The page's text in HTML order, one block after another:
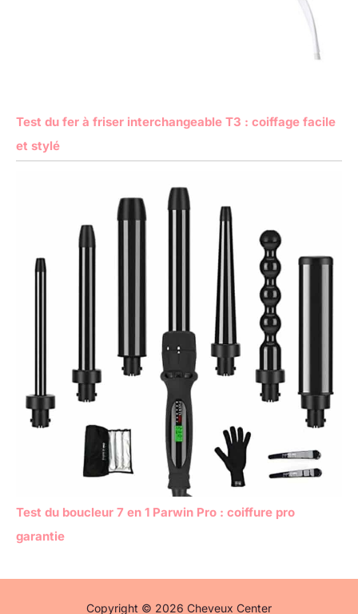
Test du fer à friser interchangeable T3 : coiffage facile
et stylé
Test du boucleur 7 en 1 Parwin Pro : coiffure pro
garantie
Copyright © 2026 Cheveux Center